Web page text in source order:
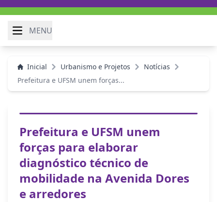
MENU
Inicial Urbanismo e Projetos
Notícias
Prefeitura e UFSM unem forças...
Prefeitura e UFSM unem
forças para elaborar
diagnóstico técnico de
mobilidade na Avenida Dores
e arredores